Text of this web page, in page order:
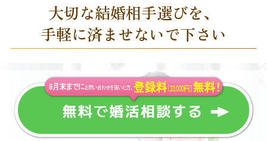
大切な結婚相手選びを、
手軽に済ませないで下さい